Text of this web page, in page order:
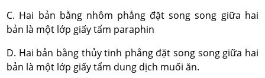
C. Hai bản bằng nhôm phẳng đặt song song giữa hai
bản là một lớp giấy tẩm paraphin
D. Hai bản bằng thủy tinh phẳng đặt song song giữa hai
bản là một lớp giấy tẩm dung dịch muối ăn.